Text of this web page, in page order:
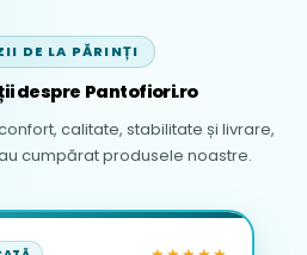
DE LA PĂRINȚI
despre Pantofiori.ro
calitate, stabilitate și livrare,
cumpărat produsele noastre.